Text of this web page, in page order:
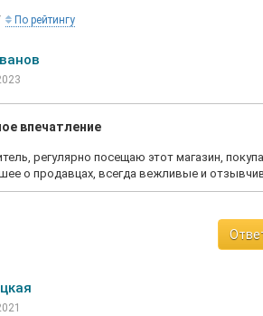
По рейтингу
впечатление
регулярно посещаю этот магазин,
о продавцах, всегда вежливые и